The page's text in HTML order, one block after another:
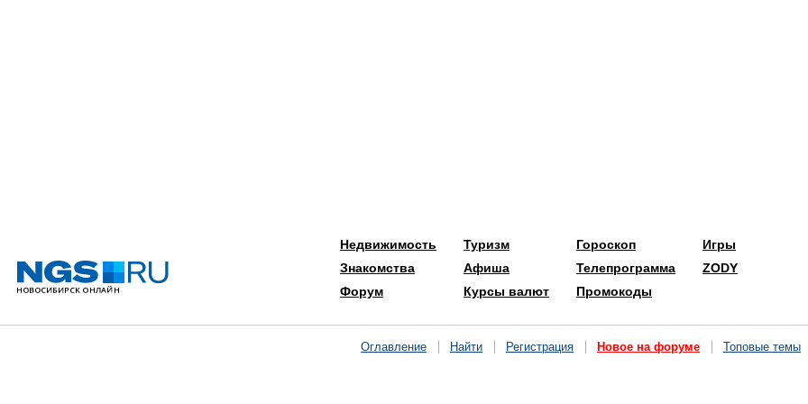
Недвижимость
Знакомства
Форум
Туризм
Афиша
Курсы валют
Гороскоп
Телепрограмма
Промокоды
Игры
ZODY
Оглавление Найти Регистрация Новое на форуме Топовые темы